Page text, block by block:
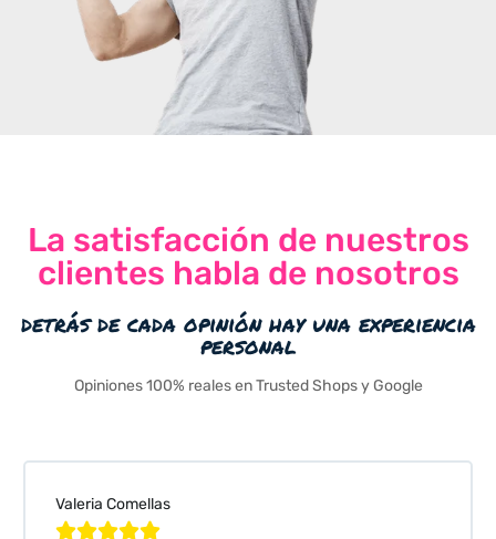
La satisfacción de nuestros
clientes habla de nosotros
detrás de cada opinión hay una experiencia
personal
Opiniones 100% reales en Trusted Shops y Google
Valeria Comellas
